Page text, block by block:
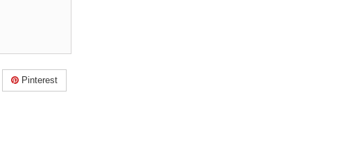
Pinterest